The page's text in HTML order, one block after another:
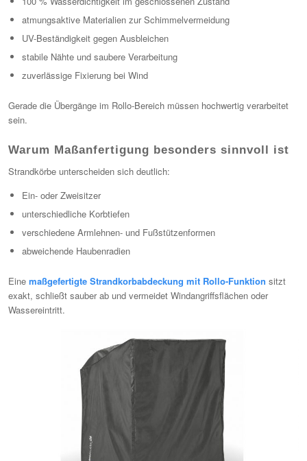
atmungsaktive Materialien zur Schimmelvermeidung
UV-Beständigkeit gegen Ausbleichen
stabile Nähte und saubere Verarbeitung
zuverlässige Fixierung bei Wind
Gerade die Übergänge im Rollo-Bereich müssen hochwertig verarbeitet
sein.
Warum Maßanfertigung besonders sinnvoll ist
Strandkörbe unterscheiden sich deutlich:
Ein- oder Zweisitzer
unterschiedliche Korbtiefen
verschiedene Armlehnen- und Fußstützenformen
abweichende Haubenradien
Eine maßgefertigte Strandkorbabdeckung mit Rollo-Funktion sitzt
exakt, schließt sauber ab und vermeidet Windangriffsflächen oder
Wassereintritt.